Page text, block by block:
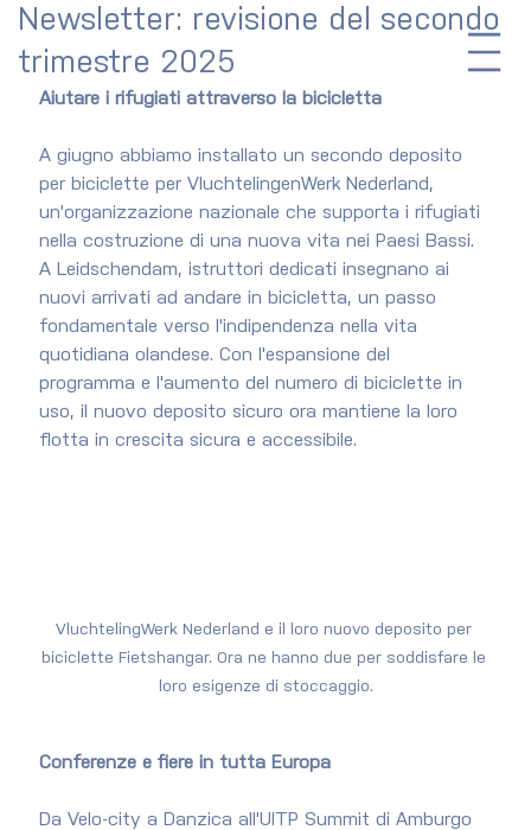
Newsletter: revisione del secondo
trimestre 2025
Aiutare i rifugiati attraverso la bicicletta
A giugno abbiamo installato un secondo deposito
per biciclette per VluchtelingenWerk Nederland,
un'organizzazione nazionale che supporta i rifugiati
nella costruzione di una nuova vita nei Paesi Bassi.
A Leidschendam, istruttori dedicati insegnano ai
nuovi arrivati ​​ad andare in bicicletta, un passo
fondamentale verso l'indipendenza nella vita
quotidiana olandese. Con l'espansione del
programma e l'aumento del numero di biciclette in
uso, il nuovo deposito sicuro ora mantiene la loro
flotta in crescita sicura e accessibile.
VluchtelingWerk Nederland e il loro nuovo deposito per
biciclette Fietshangar. Ora ne hanno due per soddisfare le
loro esigenze di stoccaggio.
Conferenze e fiere in tutta Europa
Da Velo-city a Danzica all'UITP Summit di Amburgo